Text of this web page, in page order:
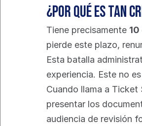
¿Por qué es tan
Tiene precisamente
pierde este plazo,
Esta batalla
experiencia. Este no
Cuando llama a Ticket
presentar los
audiencia de revisión